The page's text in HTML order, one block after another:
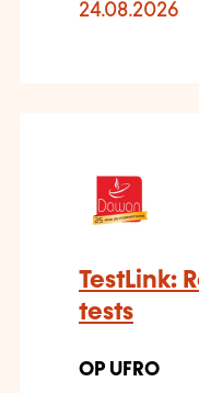
24.08.2026
TestLink:
tests
OP UFRO